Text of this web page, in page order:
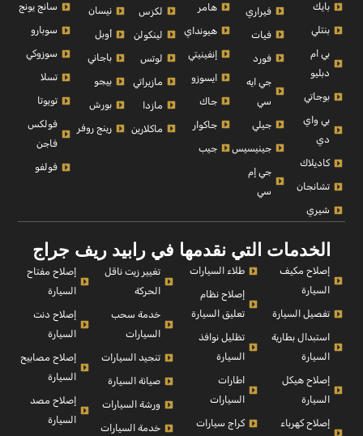
بايك
بنتلي
بي ام
دبليو
بوجاتي
بي واي
دي
كاديلاك
تشانجان
شيري
فيراري
فيات
فورد
جي ايه
سي
جيلي
جينيسيس
جي إم
سي
هامر
هيونداي
إنفينيتي
ايسوزو
جاك
جاكوار
جيب
لكزس
لينكولن
لوتس
مازيراتي
مازدا
ماكلارين
نيسان
أوبل
باجاني
بيجو
بورش
رينج روفر
سانج يونج
سوبارو
سوزوكي
تسلا
تويوتا
فولكس
فاجن
فولفو
الخدمات التي نقدمها في رابيد ريف جراج
إصلاح مكيف
السيارة
تفصيل السيارة
استبدال بطارية
السيارة
إصلاح هيكل
السيارة
إصلاح كهرباء
طلاء السيارات
إصلاح نظام
تعليق السيارة
تظليل نوافذ
السيارة
اطارات
السيارات
كراج سيارات
تغيير زيت ناقل
الحركة
خدمة سحب
السيارات
تنجيد السيارات
صيانة السيارة
ورشة السيارات
خدمة السيارات
إصلاح مفتاح
السيارة
إصلاح دنت
السيارة
إصلاح مصابيح
السيارة
إصلاح مصد
السيارة